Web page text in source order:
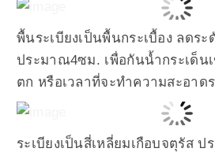
พื้นระเบียงเป็นพื้นกระเบื้อง ลดร
ประมาณ4ซม. เพื่อกันน้ำกระเด็น
ตก หรือเวลาที่จะทำความสะอาดร
ระเบียงเป็นสี่เหลี่ยมเกือบจตุรัส